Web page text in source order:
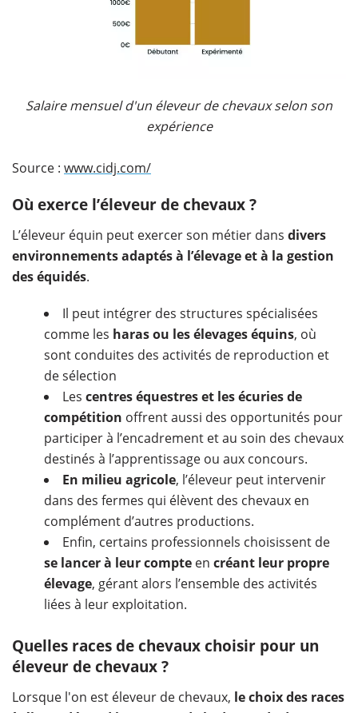
Salaire mensuel d'un éleveur de chevaux selon son
expérience
Source : www.cidj.com/
Où exerce l’éleveur de chevaux ?
L’éleveur équin peut exercer son métier dans divers
environnements adaptés à l’élevage et à la gestion
des équidés.
Il peut intégrer des structures spécialisées
comme les haras ou les élevages équins, où
sont conduites des activités de reproduction et
de sélection
Les centres équestres et les écuries de
compétition offrent aussi des opportunités pour
participer à l’encadrement et au soin des chevaux
destinés à l’apprentissage ou aux concours.
En milieu agricole, l’éleveur peut intervenir
dans des fermes qui élèvent des chevaux en
complément d’autres productions.
Enfin, certains professionnels choisissent de
se lancer à leur compte en créant leur propre
élevage, gérant alors l’ensemble des activités
liées à leur exploitation.
Quelles races de chevaux choisir pour un
éleveur de chevaux ?
Lorsque l'on est éleveur de chevaux, le choix des races